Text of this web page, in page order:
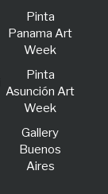
Pinta
Panama Art
Week
Pinta
Asunción Art
Week
Gallery
Buenos
Aires